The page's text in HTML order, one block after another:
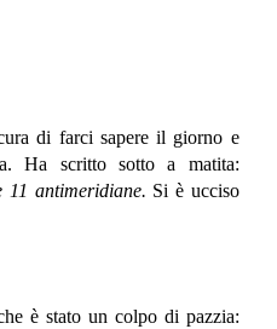
di farci sapere il giorno e
Ha scritto sotto a matita:
11 antimeridiane. Si è ucciso
è stato un colpo di pazzia: